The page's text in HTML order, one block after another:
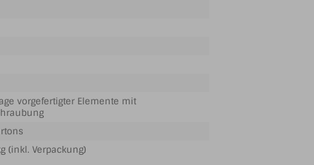
vorgefertigter Elemente mit
(inkl. Verpackung)